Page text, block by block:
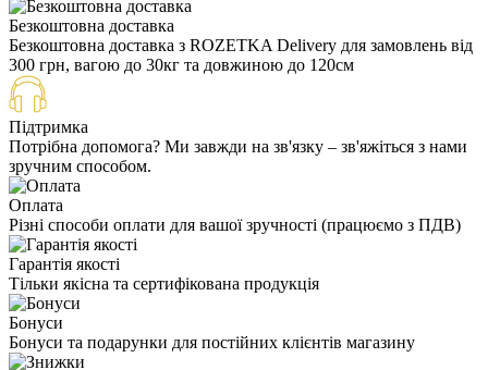
Безкоштовна доставка
Безкоштовна доставка з ROZETKA Delivery для замовлень від
300 грн, вагою до 30кг та довжиною до 120см
Підтримка
Потрібна допомога? Ми завжди на зв'язку – зв'яжіться з нами
зручним способом.
Оплата
Різні способи оплати для вашої зручності (працюємо з ПДВ)
Гарантія якості
Тільки якісна та сертифікована продукція
Бонуси
Бонуси та подарунки для постійних клієнтів магазину